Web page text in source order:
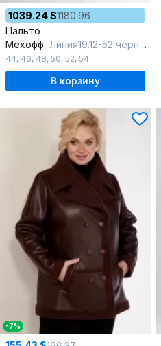
1039.24 $1180.96
Пальто
Мехофф Линия19.12-52 черный
44, 46, 48, 50, 52, 54
В корзину
-7%